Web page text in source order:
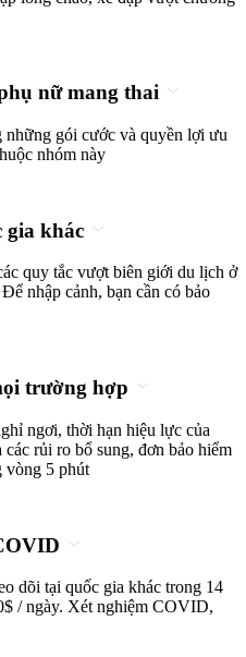
nữ mang thai
gói cước và quyền lợi ưu
nhóm này
gia khác
quy tắc vượt biên giới du lịch ở
nhập cảnh, bạn cần có bảo
trường hợp
ngơi, thời hạn hiệu lực của
rủi ro bổ sung, đơn bảo hiểm
vòng 5 phút
dõi tại quốc gia khác trong 14
/ ngày. Xét nghiệm COVID,